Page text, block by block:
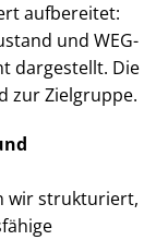
aufbereitet:
und WEG-
dargestellt. Die
zur Zielgruppe.
wir strukturiert,